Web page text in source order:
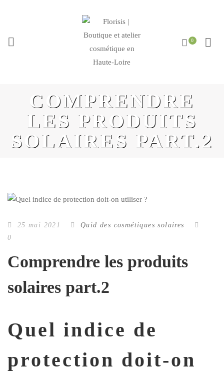
COMPRENDRE
LES PRODUITS
SOLAIRES PART.2
25 mai 2021
Quid des cosmétiques solaires
0
Comprendre les produits
solaires part.2
Quel indice de
protection doit-on